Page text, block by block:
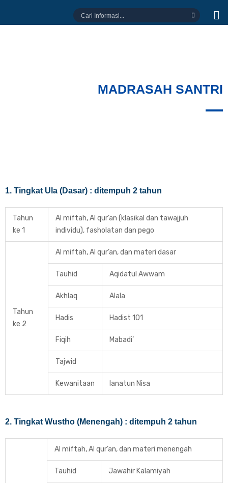
Cari
Informasi...
MADRASAH SANTRI
1. Tingkat Ula (Dasar) : ditempuh 2 tahun
Tahun
ke 1
Al miftah, Al qur’an (klasikal dan tawajjuh
individu), fasholatan dan pego
Tahun
ke 2
Al miftah, Al qur’an, dan materi dasar
Tauhid Aqidatul Awwam
Akhlaq Alala
Hadis Hadist 101
Fiqih Mabadi’
Tajwid
Kewanitaan Ianatun Nisa
2. Tingkat Wustho (Menengah) : ditempuh 2 tahun
Al miftah, Al qur’an, dan materi menengah
Tauhid Jawahir Kalamiyah